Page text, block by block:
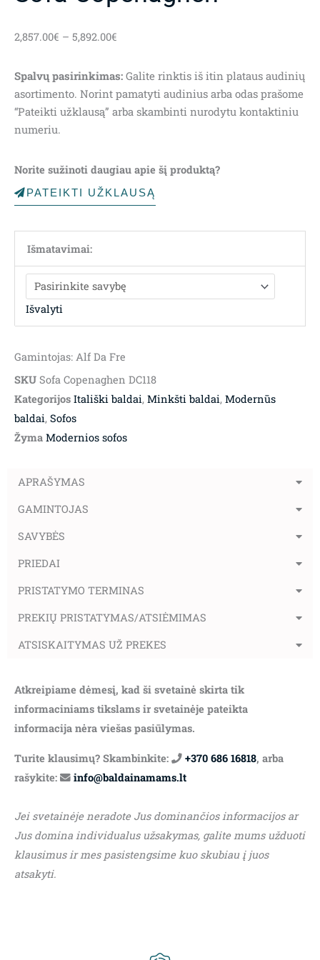
2,857.00€ – 5,892.00€
through
5,892.00€
Spalvų pasirinkimas: Galite rinktis iš itin plataus audinių
asortimento. Norint pamatyti audinius arba odas prašome
“Pateikti užklausą” arba skambinti nurodytu kontaktiniu
numeriu.
Norite sužinoti daugiau apie šį produktą?
PATEIKTI UŽKLAUSĄ
Išmatavimai:
Išvalyti
Gamintojas: Alf Da Fre
SKU Sofa Copenaghen DC118
Kategorijos Itališki baldai, Minkšti baldai, Modernūs
baldai, Sofos
Žyma Modernios sofos
APRAŠYMAS
GAMINTOJAS
SAVYBĖS
PRIEDAI
PRISTATYMO TERMINAS
PREKIŲ PRISTATYMAS/ATSIĖMIMAS
ATSISKAITYMAS UŽ PREKES
Atkreipiame dėmesį, kad ši svetainė skirta tik
informaciniams tikslams ir svetainėje pateikta
informacija nėra viešas pasiūlymas.
Turite klausimų? Skambinkite: +370 686 16818, arba
rašykite:
info@baldainamams.lt
Jei svetainėje neradote Jus dominančios informacijos ar
Jus domina individualus užsakymas, galite mums užduoti
klausimus ir mes pasistengsime kuo skubiau į juos
atsakyti.